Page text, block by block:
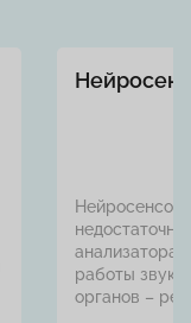
анализатора,
работы
органов –